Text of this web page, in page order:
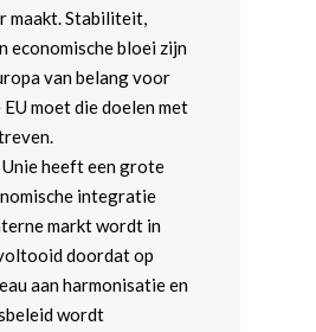
maakt. Stabiliteit,
economische bloei zijn
van belang voor
EU moet die doelen met
heeft een grote
integratie
markt wordt in
doordat op
aan harmonisatie en
wordt